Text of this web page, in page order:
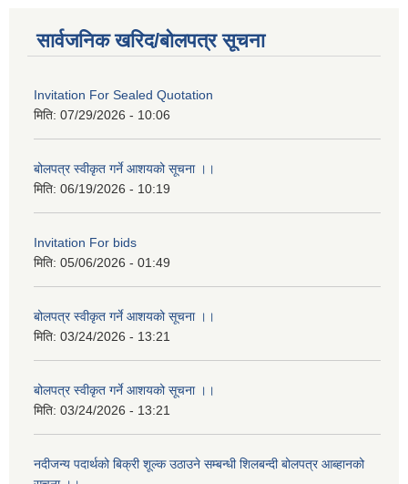
सार्वजनिक खरिद/बोलपत्र सूचना
Invitation For Sealed Quotation
मिति: 07/29/2026 - 10:06
बोलपत्र स्वीकृत गर्ने आशयको सूचना ।।
मिति: 06/19/2026 - 10:19
Invitation For bids
मिति: 05/06/2026 - 01:49
बोलपत्र स्वीकृत गर्ने आशयको सूचना ।।
मिति: 03/24/2026 - 13:21
बोलपत्र स्वीकृत गर्ने आशयको सूचना ।।
मिति: 03/24/2026 - 13:21
नदीजन्य पदार्थको बिक्री शूल्क उठाउने सम्बन्धी शिलबन्दी बोलपत्र आब्हानको